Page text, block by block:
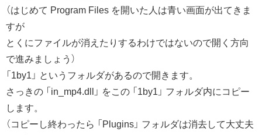
（はじめて Program Files を開いた人は青い画面が出てきま
すが
とくにファイルが消えたりするわけではないので開く方向
で進みましょう）
「1by1」 というフォルダがあるので開きます。
さっきの 「in_mp4.dll」 をこの 「1by1」 フォルダ内にコピー
します。
（コピーし終わったら 「Plugins」 フォルダは消去して大丈夫